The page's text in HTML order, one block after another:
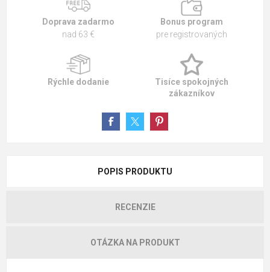
Doprava zadarmo
nad 63 €
Bonus program
pre registrovaných
Rýchle dodanie
Tisíce spokojných
zákazníkov
POPIS PRODUKTU
RECENZIE
OTÁZKA NA PRODUKT